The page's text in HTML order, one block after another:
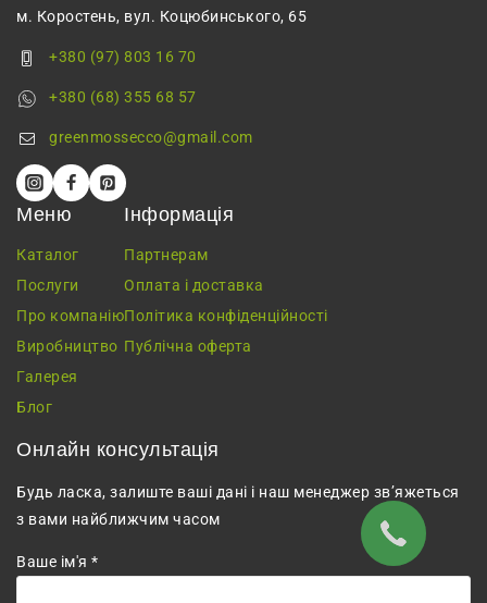
м. Коростень, вул. Коцюбинського, 65
+380 (97) 803 16 70
+380 (68) 355 68 57
greenmossecco@gmail.com
Меню
Каталог
Послуги
Про компанію
Виробництво
Галерея
Блог
Інформація
Партнерам
Оплата і доставка
Політика конфіденційності
Публічна оферта
Онлайн консультація
Будь ласка, залиште ваші дані і наш менеджер зв’яжеться
з вами найближчим часом
Ваше ім'я *